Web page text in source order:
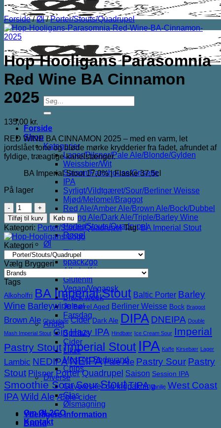
Søg
efter:
Forside
Shop
Kategorier
Lager/Pilsner/Pale Ale/Blonde/Gylden
Weissbier/Wit
Saison/Farmhouse/Grisette
IPA
Syrligt/Vildtgæret/Sour/Berliner Weisse
Mjød/Melomel/Braggot
Red Ale/Amber Ale/Brown Ale/Bock/Dubbel
Strong Ale/Dark Ale/Triple/Barley Wine
Porter/Stouts/Quadrupel
Røgøl
Øl
Tilbud
6pack2go
Alkoholfri
Glutenfri
Vegan/Vegansk
Black week
Juleøl
Farsdag
Andet
Spiritus
Cider
Likør
Most og Sodavand
Chips
Diverse
Gaveæsker og indpakning
Glas
Ølsmagning
Om ØL2GO
Kontakt
Forside / Øl / Porter/Stouts/Quadrupel
Hop Hooligans Parasomnia
Red Wine BA Cinnamon
2025
135,00 kr.
RED WINE BA CINNAMON 2025 – med en varm, let
jordslået tone og bløde mørke krydderier fra fadet, afrundet af
fyldige, træagtige kanelstænger.
BA Imperial Stout 17,0% | Flaske 37,5cl
På lager
Hop
Hooligans
Parasomnia
Red
Wine
BA
Cinnamon
2025
antal
Tilføj til kurv Køb nu
Kategori: Porter/Stouts/Quadrupel Tag:BA Imperial Stout
Kategori
Vælg Bryggeri
Tags
Alkoholfri BA Imperial Stout Baltic Porter Barley
Wine Barleywine Barrel Aged Berliner Weisse Bock Braggot
Brown Ale Chokolade Cider Dark Ale DIPA DNEIPA Double
Mash Imperial Stout GinHazy IPA Hindbær Ice Cream Sour Imperial
Pastry StoutImperial Stout IPA Kaffe Kirsebær Lager
Lambic NEDIPANEIPA Pale Ale Pastry Sour Pastry
Stout Pilsner Porter Quadrupel Saison Session IPA
Smoothie SourSourStoutTIPA Vanilje West Coast
IPA Wild Ale Æble cider
Yderligere information
Brand